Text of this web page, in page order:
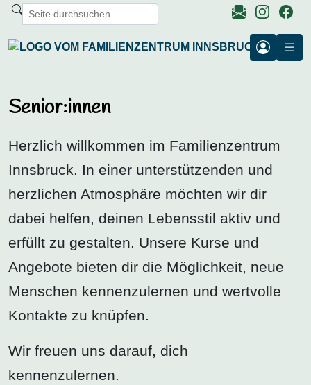
Senior:innen
Herzlich willkommen im Familienzentrum
Innsbruck. In einer unterstützenden und
herzlichen Atmosphäre möchten wir dir
dabei helfen, deinen Lebensstil aktiv und
erfüllt zu gestalten. Unsere Kurse und
Angebote bieten dir die Möglichkeit, neue
Menschen kennenzulernen und wertvolle
Kontakte zu knüpfen.
Wir freuen uns darauf, dich
kennenzulernen.